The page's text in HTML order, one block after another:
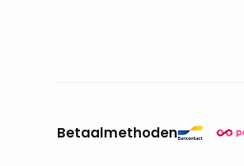
Betaalmethoden